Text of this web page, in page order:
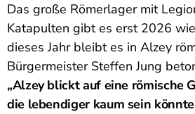
Das große Römerlager mit
Katapulten gibt es erst 2026
dieses Jahr bleibt es in Alzey
Bürgermeister Steffen Jung
„Alzey blickt auf eine römische
die lebendiger kaum sein